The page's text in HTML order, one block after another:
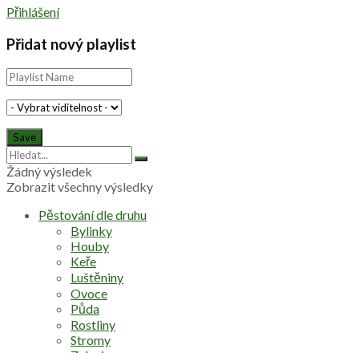
Přihlášení
Přidat nový playlist
Žádný výsledek
Zobrazit všechny výsledky
Pěstování dle druhu
Bylinky
Houby
Keře
Luštěniny
Ovoce
Půda
Rostliny
Stromy